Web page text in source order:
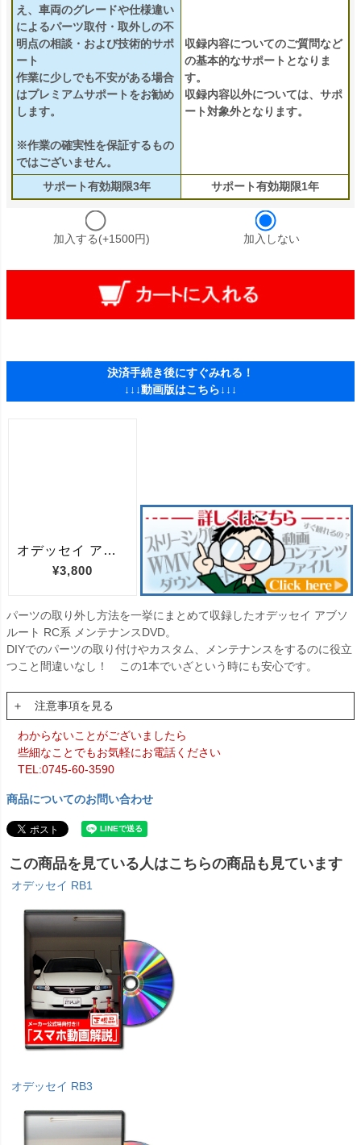
え、車両のグレードや仕様違い
によるパーツ取付・取外しの不
明点の相談・および技術的サポ
ート
作業に少しでも不安がある場合
はプレミアムサポートをお勧め
します。
※作業の確実性を保証するもの
ではございません。
収録内容についてのご質問など
の基本的なサポートとなりま
す。
収録内容以外については、サポ
ート対象外となります。
サポート有効期限3年 サポート有効期限1年
加入する(+1500円) 加入しない
決済手続き後にすぐみれる！
↓↓↓動画版はこちら↓↓↓
パーツの取り外し方法を一挙にまとめて収録したオデッセイ アブソ
ルート RC系 メンテナンスDVD。
DIYでのパーツの取り付けやカスタム、メンテナンスをするのに役立
つこと間違いなし！ この1本でいざという時にも安心です。
＋ 注意事項を見る
わからないことがございましたら
些細なことでもお気軽にお電話ください
TEL:0745-60-3590
商品についてのお問い合わせ
この商品を見ている人はこちらの商品も見ています
オデッセイ RB1
オデッセイ RB3